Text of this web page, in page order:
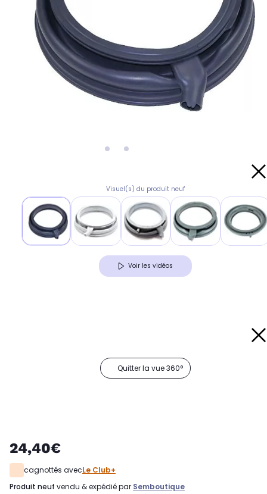
Visuel(s) du produit neuf
Voir les vidéos
Quitter la vue 360°
24,40€
cagnottés avecLe Club+
produit neuf vendu & expédié par Semboutique